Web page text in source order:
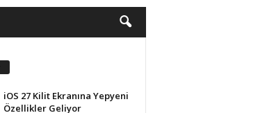
iOS 27 Kilit Ekranına Yepyeni
Özellikler Geliyor